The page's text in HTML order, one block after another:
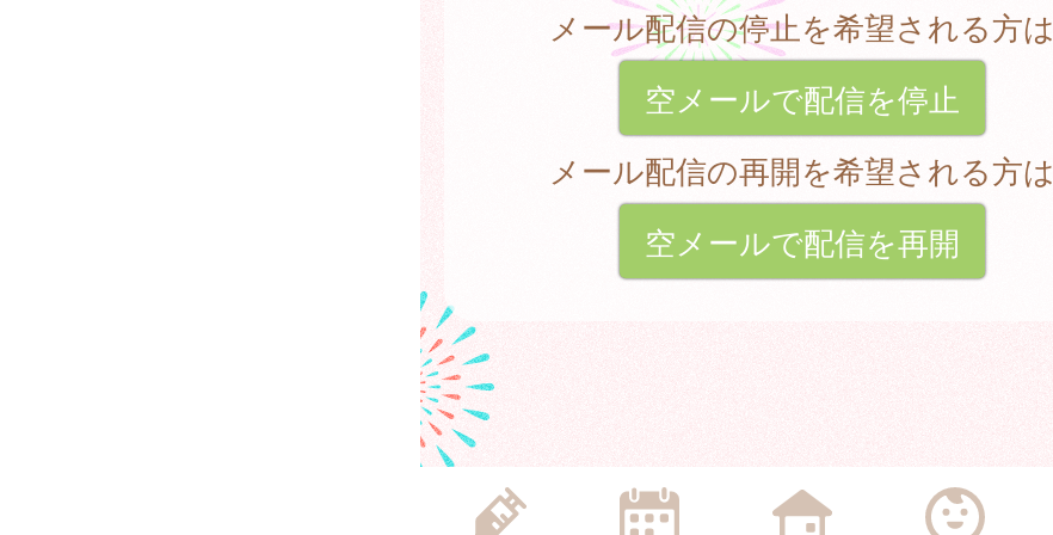
メール配信の停止を希望される方は
空メールで配信を停止
メール配信の再開を希望される方は
空メールで配信を再開